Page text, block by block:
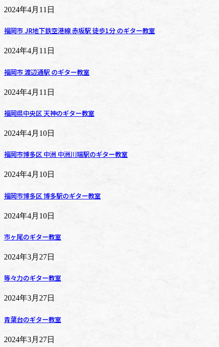
2024年4月11日
福岡市 JR地下鉄空港線 赤坂駅 徒歩1分 のギター教室
2024年4月11日
福岡市 渡辺通駅 のギター教室
2024年4月11日
福岡県中央区 天神のギター教室
2024年4月10日
福岡市博多区 中洲 中洲川端駅のギター教室
2024年4月10日
福岡市博多区 博多駅のギター教室
2024年4月10日
市ヶ尾のギター教室
2024年3月27日
等々力のギター教室
2024年3月27日
青葉台のギター教室
2024年3月27日